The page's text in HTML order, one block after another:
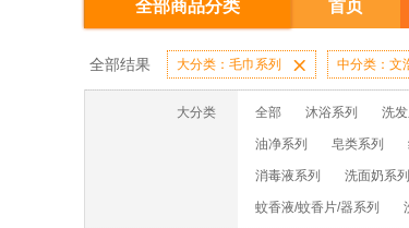
全部商品分类 首页
全部结果 大分类：毛巾系列  中分类：文
大分类 全部 沐浴系列 洗发
油净系列 皂类系列
消毒液系列 洗面奶系列
蚊香液/蚊香片/器系列